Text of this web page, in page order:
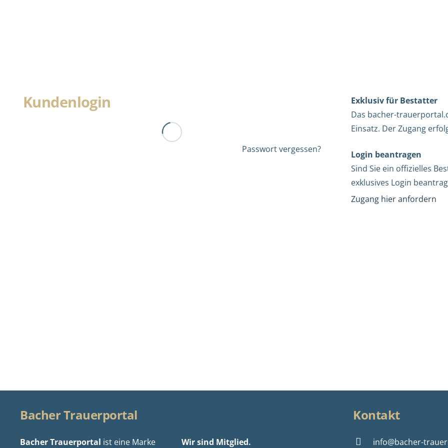
Kundenlogin
Passwort vergessen?
Exklusiv für Bestatter
Das bacher-
Einsatz. Der Zugang
Login beantragen
Sind Sie ein offizielles
exklusives Login
Zugang hier anfordern
Bacher Trauerportal
Bacher Trauerportal ist eine Marke Wir sind Mitglied.
Kontakt
info@bacher-